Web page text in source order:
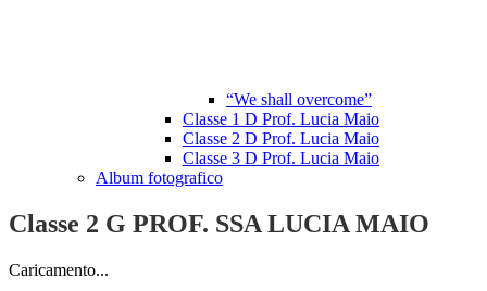
“We shall overcome”
Classe 1 D Prof. Lucia Maio
Classe 2 D Prof. Lucia Maio
Classe 3 D Prof. Lucia Maio
Album fotografico
Classe 2 G PROF. SSA LUCIA MAIO
Caricamento...